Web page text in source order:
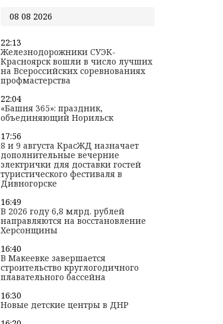
08 08 2026
22:13
Железнодорожники СУЭК-
Красноярск вошли в число лучших
на Всероссийских соревнованиях
профмастерства
22:04
«Башня 365»: праздник,
объединяющий Норильск
17:56
8 и 9 августа КрасЖД назначает
дополнительные вечерние
электрички для доставки гостей
туристического фестиваля в
Дивногорске
16:49
В 2026 году 6,8 млрд. рублей
направляются на восстановление
Херсонщины
16:40
В Макеевке завершается
строительство круглогодичного
плавательного бассейна
16:30
Новые детские центры в ДНР